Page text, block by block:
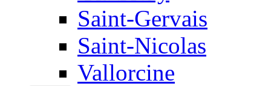
Saint-Gervais
Saint-Nicolas
Vallorcine